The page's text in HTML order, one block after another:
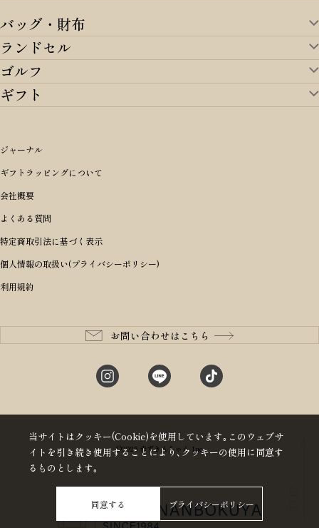
バッグ・財布
バッグ・財布TOP
すべてを見る
アイテムから選ぶ
リュックサック・デイパック・バックパック
ショルダーバッグ
ボディバッグ・ウエストバッグ
長財布
二つ折り財布
三つ折り財布
コインケース・小銭入れ
m＋ エムピウ
PORTER 吉田カバン ポーター
BRIEFING ブリーフィング
Dakota ダコタ
CLEDRAN クレドラン
aniary アニアリ
CIE シー
StitchandSew ステッチアンドソー
ランドセル
ランドセルTOP
すべてを見る
オリジナルランドセル
女の子ランドセル
男の子ランドセル
ランドセル小物・その他
レッド
ピンク
パープル(ラベンダー)
キャメル
ブルー・ネイビー
価格から選ぶ
〜49,999円
50,000円〜59,999円
60,000円〜69,999円
70,000円〜79,999円
80,000円〜
ゴルフ
ゴルフTOP
アイテムから選ぶ
キャディバッグ
ヘッドカバー
ゴルフ小物
ゴルフウェア/アクセサリー
ブランドから選ぶ
BRIEFING ブリーフィング
master-piece マスターピース
JONES ジョーンズ
木の庄帆布
ギフト
シーンから探す
誕生日
結婚祝い
出産祝い
入学・進学祝い
成人祝い
就職・栄転祝い
長寿・還暦祝い
性別・年齢から探す
男性向け
女性向け
10代
20代
30代
予算から探す
〜4,999円
5,000円〜9,999円
10,000円〜19,999円
20,000円〜29,999円
ジャーナル
ギフトラッピングについて
会社概要
よくある質問
特定商取引法に基づく表示
個人情報の取扱い(プライバシーポリシー)
利用規約
お問い合わせはこちら
©2025 赤ずきんちゃん Inc
当サイトはクッキー(Cookie)を使用しています｡このウェブサ
イトを引き続き使用することにより､クッキーの使用に同意す
るものとします｡
同意する プライバシーポリシー